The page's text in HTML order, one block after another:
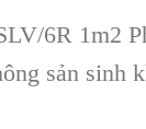
6R 1m2
sản sinh